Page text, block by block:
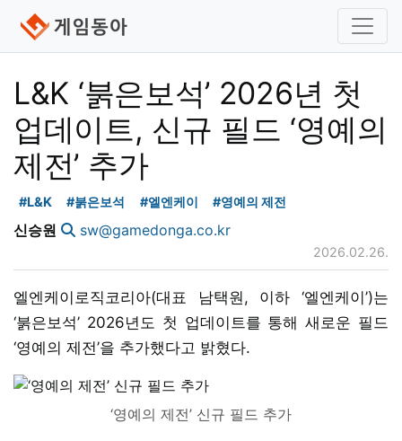
L&K ‘붉은보석’ 2026년 첫
업데이트, 신규 필드 ‘영예의
제전’ 추가
#L&K #붉은보석 #엘엔케이 #영예의 제전
신승원 sw@gamedonga.co.kr
2026.02.26.
엘엔케이로직코리아(대표 남택원, 이하 ‘엘엔케이’)는
‘붉은보석’ 2026년도 첫 업데이트를 통해 새로운 필드
‘영예의 제전’을 추가했다고 밝혔다.
‘영예의 제전’ 신규 필드 추가